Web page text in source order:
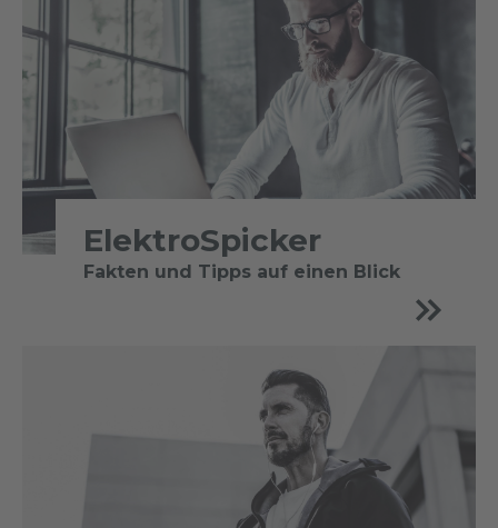
ElektroSpicker
Fakten und Tipps auf einen Blick